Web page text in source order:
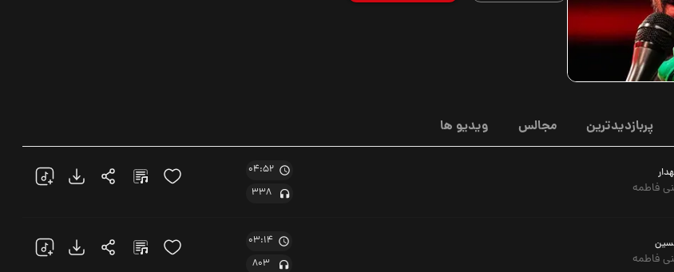
پربازدیدترین مجالس ویدیو ها
فاطمه
04:52
338
فاطمه
03:14
803